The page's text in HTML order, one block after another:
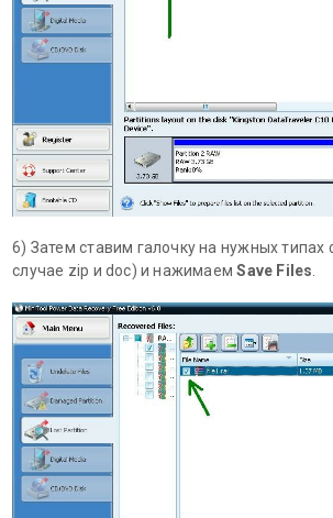
6) Затем ставим галочку на нужных
случае zip и doc) и нажимаемSave Files